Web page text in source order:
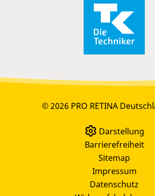
© 2026 PRO RETINA
Darstellung
Barrierefreiheit
Sitemap
Impressum
Datenschutz